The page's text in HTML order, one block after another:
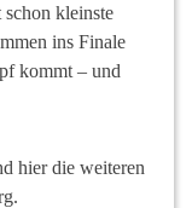
kleinste
ins Finale
kommt – und
hier die weiteren